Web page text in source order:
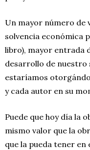
Un mayor número
solvencia económica
libro), mayor entrada
desarrollo de nuestro
estaríamos
y cada autor en su
Puede que hoy día la
mismo valor que la
que la pueda tener en